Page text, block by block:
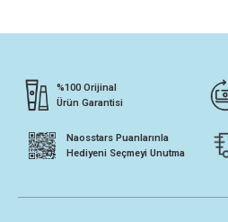
%100 Orijinal
Ürün Garantisi
Naosstars Puanlarınla
Hediyeni Seçmeyi Unutma